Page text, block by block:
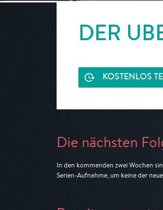
DER
KOSTENLOS
Die nächsten
In den kommenden zwei Wochen
Serien-Aufnahme, um keine der